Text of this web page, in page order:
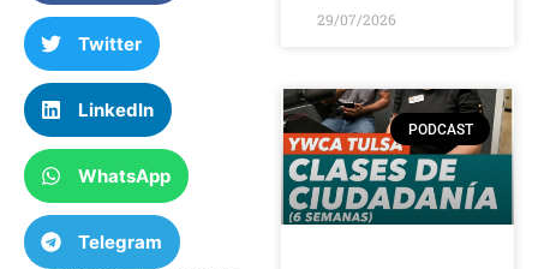
Twitter
LinkedIn
WhatsApp
Telegram
29/07/2026
PODCAST